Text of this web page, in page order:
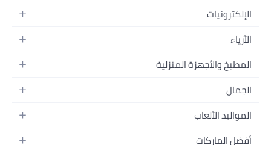
الإلكترونيات
الهواتف المتحركة
أجهزة الكمبيوتر المحمولة
التلفزيونات
أجهزة الألعاب
إكسسوارات الجوال
الأزياء
أحذية رياضية رجالية
الساعات
حقائب الظهر
المطبخ والأجهزة المنزلية
الأجهزة الكبيرة
التخزين
الأثاث
الجمال
العطور
المواليد الألعاب
أثاث الأطفال
أفضل الماركات